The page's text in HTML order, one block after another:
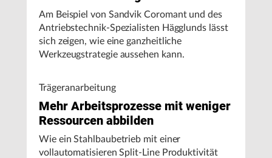
Am Beispiel von Sandvik Coromant und des
Antriebstechnik-Spezialisten Hägglunds lässt
sich zeigen, wie eine ganzheitliche
Werkzeugstrategie aussehen kann.
Trägeranarbeitung
Mehr Arbeitsprozesse mit weniger
Ressourcen abbilden
Wie ein Stahlbaubetrieb mit einer
vollautomatisieren Split-Line Produktivität